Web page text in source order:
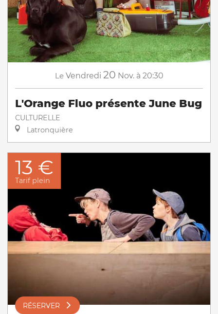
Le Vendredi 20 Nov. à 20:30
L'Orange Fluo présente June Bug
CULTURELLE
Latronquière
13 €
Tarif plein
RÉSERVER